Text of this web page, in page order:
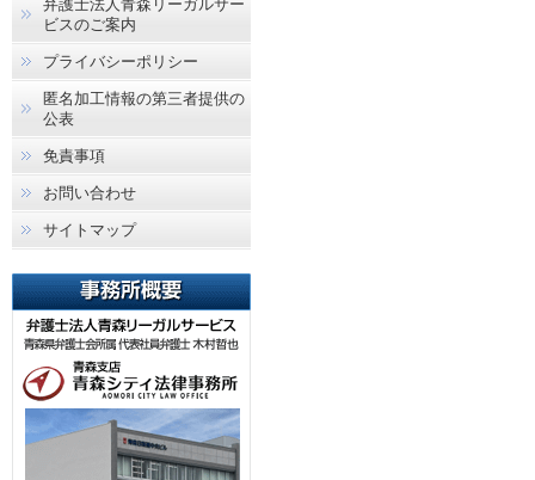
弁護士法人青森リーガルサー
ビスのご案内
プライバシーポリシー
匿名加工情報の第三者提供の
公表
免責事項
お問い合わせ
サイトマップ